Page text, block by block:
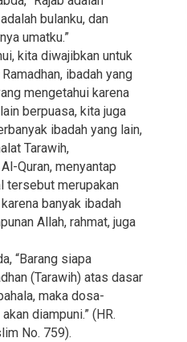
bulanku, dan
umatku.”
kita diwajibkan untuk
ibadah yang
mengetahui karena
berpuasa, kita juga
ibadah yang lain,
Tarawih,
Quran, menyantap
tersebut merupakan
banyak ibadah
Allah, rahmat, juga
“Barang siapa
(Tarawih) atas dasar
maka dosa-
diampuni.” (HR.
No. 759).